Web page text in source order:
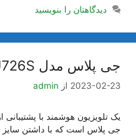
دیدگاهتان را بنویسید
جی پلاس مدل GTV-58PU726S،
2023-02-23 از admin